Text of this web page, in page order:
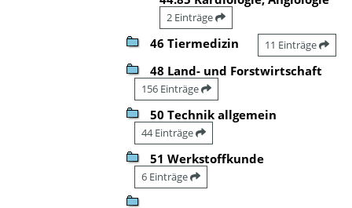
2 Einträge
46 Tiermedizin 11 Einträge
48 Land- und Forstwirtschaft
156 Einträge
50 Technik allgemein
44 Einträge
51 Werkstoffkunde
6 Einträge